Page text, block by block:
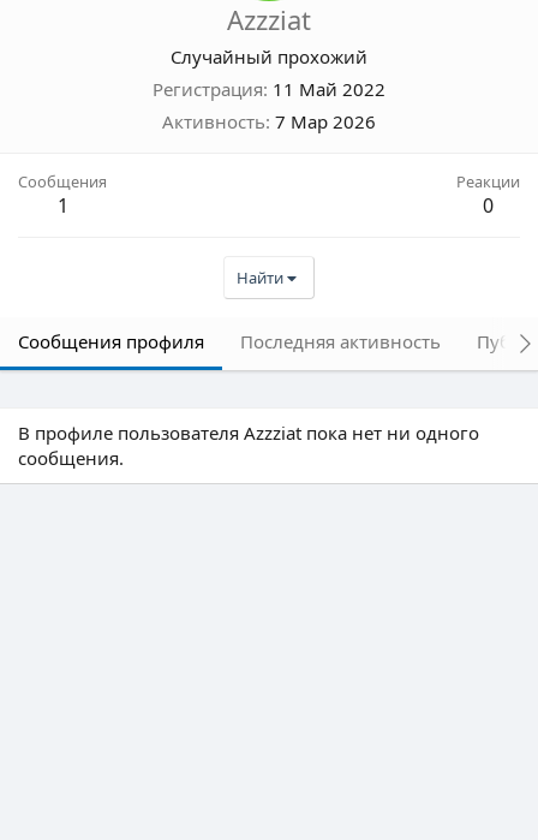
Azzziat
Случайный прохожий
Регистрация 11 Май 2022
Активность 7 Мар 2026
Сообщения
1
Реакции
0
Найти
Сообщения профиля Последняя активность
В профиле пользователя Azzziat пока нет ни одного
сообщения.